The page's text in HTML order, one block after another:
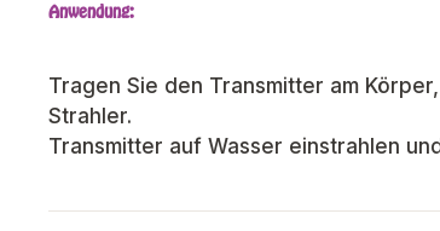
Anwendung:
Tragen Sie den Transmitter am
Strahler.
Transmitter auf Wasser einstrahlen